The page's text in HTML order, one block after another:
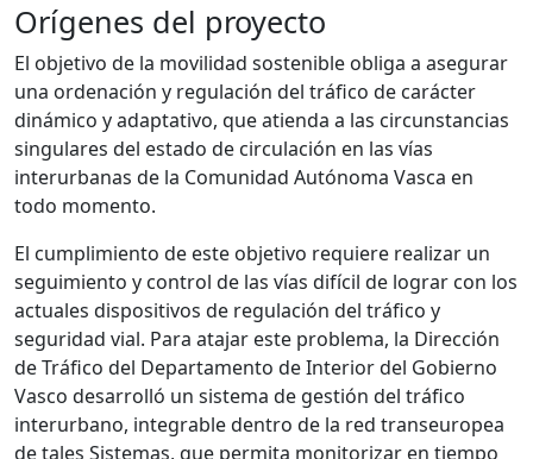
Orígenes del proyecto
El objetivo de la movilidad sostenible obliga a asegurar
una ordenación y regulación del tráfico de carácter
dinámico y adaptativo, que atienda a las circunstancias
singulares del estado de circulación en las vías
interurbanas de la Comunidad Autónoma Vasca en
todo momento.
El cumplimiento de este objetivo requiere realizar un
seguimiento y control de las vías difícil de lograr con los
actuales dispositivos de regulación del tráfico y
seguridad vial. Para atajar este problema, la Dirección
de Tráfico del Departamento de Interior del Gobierno
Vasco desarrolló un sistema de gestión del tráfico
interurbano, integrable dentro de la red transeuropea
de tales Sistemas, que permita monitorizar en tiempo